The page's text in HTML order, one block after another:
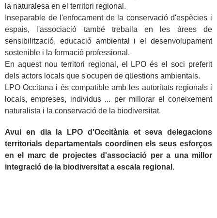
la naturalesa en el territori regional.
Inseparable de l'enfocament de la conservació d'espècies i
espais, l'associació també treballa en les àrees de
sensibilització, educació ambiental i el desenvolupament
sostenible i la formació professional.
En aquest nou territori regional, el LPO és el soci preferit
dels actors locals que s'ocupen de qüestions ambientals.
LPO Occitana i és compatible amb les autoritats regionals i
locals, empreses, individus ... per millorar el coneixement
naturalista i la conservació de la biodiversitat.
Avui en dia la LPO d'Occitània et seva delegacions
territorials departamentals coordinen els seus esforços
en el marc de projectes d'associació per a una millor
integració de la biodiversitat a escala regional.